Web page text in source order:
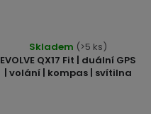
EVOLVE QX17 Fit | duální GPS
| volání | kompas | svítilna
Skladem (>5 ks)